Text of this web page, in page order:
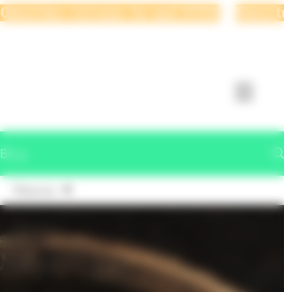
Ouverture terrasse 1er mai 2026
Blog